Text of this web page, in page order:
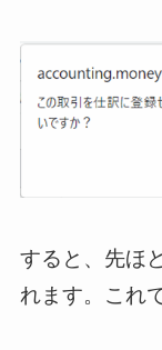
すると、先ほ
れます。これ